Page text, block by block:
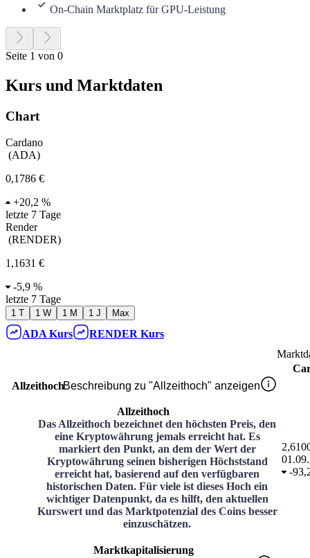
On-Chain Marktplatz für GPU-Leistung
Seite 1 von 0
Kurs und Marktdaten
Chart
Cardano
(ADA)
0,1786 €
+20,2 %
letzte 7 Tage
Render
(RENDER)
1,1631 €
-5,9 %
letzte 7 Tage
1 T 1 W 1 M 1 J Max
ADA Kurs RENDER Kurs
AllzeithochBeschreibung zu "Allzeithoch" anzeigen
Allzeithoch
Das Allzeithoch bezeichnet den höchsten Preis, den
eine Kryptowährung jemals erreicht hat. Es
markiert den Punkt, an dem der Wert der
Kryptowährung seinen bisherigen Höchststand
erreicht hat, basierend auf den verfügbaren
historischen Daten. Für viele ist dieses Hoch ein
wichtiger Datenpunkt, da es hilft, den aktuellen
Kurswert und das Marktpotenzial des Coins besser
einzuschätzen.
-
Marktkapitalisierung